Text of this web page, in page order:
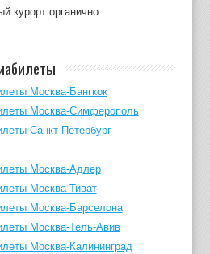
курорт органично…
Москва-Бангкок
Москва-Симферополь
Санкт-Петербург-
Москва-Адлер
Москва-Тиват
Москва-Барселона
Москва-Тель-Авив
Москва-Калининград